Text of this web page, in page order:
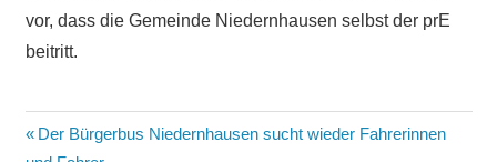
vor, dass die Gemeinde Niedernhausen selbst der prE
beitritt.
Beitragsnavigation
Vorheriger
Der Bürgerbus Niedernhausen sucht wieder Fahrerinnen